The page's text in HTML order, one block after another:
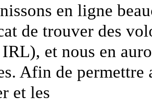
en ligne
de trouver des
et nous en
Afin de permettre
et les